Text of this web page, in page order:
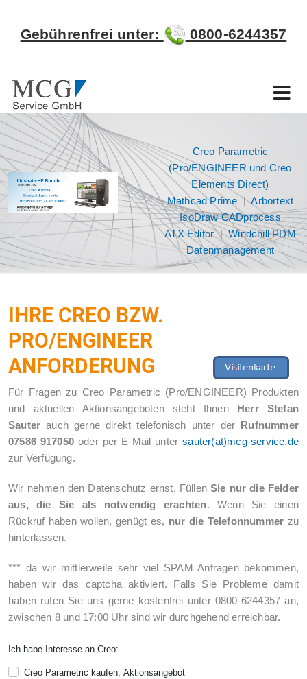
Gebührenfrei unter: 0800-6244357
Creo Parametric
(Pro/ENGINEER und Creo
Elements Direct)
Mathcad Prime |Arbortext
IsoDraw CADprocess
ATX Editor|Windchill PDM
Datenmanagement
IHRE CREO BZW.
PRO/ENGINEER
ANFORDERUNG
Für Fragen zu Creo Parametric (Pro/ENGINEER) Produkten
und aktuellen Aktionsangeboten steht Ihnen Herr Stefan
Sauter auch gerne direkt telefonisch unter der Rufnummer
07586 917050 oder per E-Mail untersauter(at)mcg-service.de
zur Verfügung.
Wir nehmen den Datenschutz ernst. Füllen Sie nur die Felder
aus, die Sie als notwendig erachten. Wenn Sie einen
Rückruf haben wollen, genügt es, nur die Telefonnummer zu
hinterlassen.
*** da wir mittlerweile sehr viel SPAM Anfragen bekommen,
haben wir das captcha aktiviert. Falls Sie Probleme damit
haben rufen Sie uns gerne kostenfrei unter 0800-6244357 an,
zwischen 8 und 17:00 Uhr sind wir durchgehend erreichbar.
Ich habe Interesse an Creo:
Creo Parametric kaufen, Aktionsangebot